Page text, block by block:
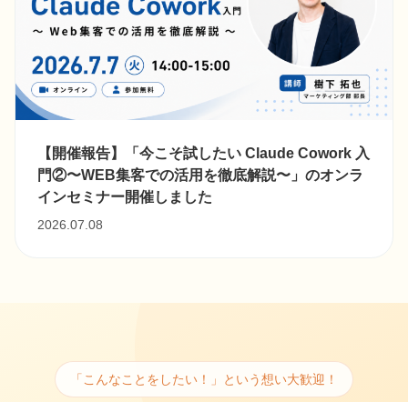
【開催報告】「今こそ試したい Claude Cowork 入
門②〜WEB集客での活用を徹底解説〜」のオンラ
インセミナー開催しました
2026.07.08
「こんなことをしたい！」という想い大歓迎！